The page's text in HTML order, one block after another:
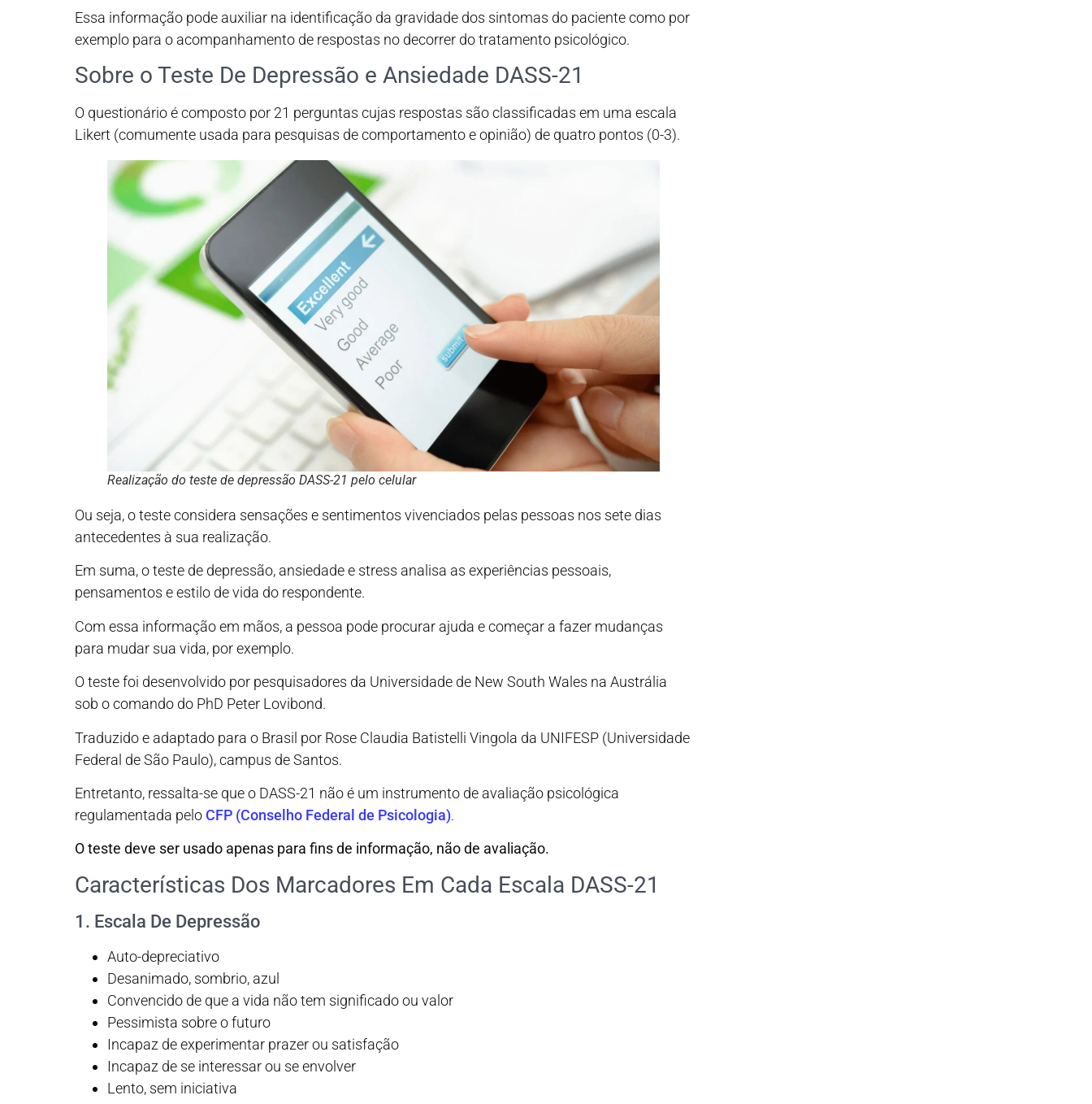
Essa informação pode auxiliar na identificação da gravidade dos sintomas do paciente como por
exemplo para o acompanhamento de respostas no decorrer do tratamento psicológico.
Sobre o Teste De Depressão e Ansiedade DASS-21
O questionário é composto por 21 perguntas cujas respostas são classificadas em uma escala
Likert (comumente usada para pesquisas de comportamento e opinião) de quatro pontos (0-3).
Realização do teste de depressão DASS-21 pelo celular
Ou seja, o teste considera sensações e sentimentos vivenciados pelas pessoas nos sete dias
antecedentes à sua realização.
Em suma, o teste de depressão, ansiedade e stress analisa as experiências pessoais,
pensamentos e estilo de vida do respondente.
Com essa informação em mãos, a pessoa pode procurar ajuda e começar a fazer mudanças
para mudar sua vida, por exemplo.
O teste foi desenvolvido por pesquisadores da Universidade de New South Wales na Austrália
sob o comando do PhD Peter Lovibond.
Traduzido e adaptado para o Brasil por Rose Claudia Batistelli Vingola da UNIFESP (Universidade
Federal de São Paulo), campus de Santos.
Entretanto, ressalta-se que o DASS-21 não é um instrumento de avaliação psicológica
regulamentada pelo CFP (Conselho Federal de Psicologia).
O teste deve ser usado apenas para fins de informação, não de avaliação.
Características Dos Marcadores Em Cada Escala DASS-21
1. Escala De Depressão
Auto-depreciativo
Desanimado, sombrio, azul
Convencido de que a vida não tem significado ou valor
Pessimista sobre o futuro
Incapaz de experimentar prazer ou satisfação
Incapaz de se interessar ou se envolver
Lento, sem iniciativa